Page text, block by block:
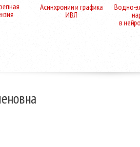
Асинхронии и графика
ИВЛ
Водно-
в